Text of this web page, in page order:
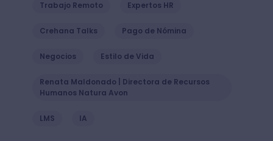
Trabajo Remoto Expertos HR
Crehana Talks Pago de Nómina
Negocios Estilo de Vida
Renata Maldonado | Directora de Recursos
Humanos Natura Avon
LMS IA